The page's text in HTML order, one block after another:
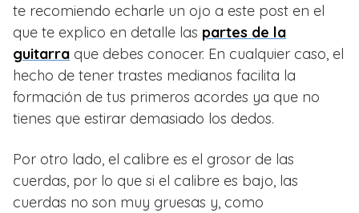
te recomiendo echarle un ojo a este post en el
que te explico en detalle las partes de la
guitarra que debes conocer. En cualquier caso, el
hecho de tener trastes medianos facilita la
formación de tus primeros acordes ya que no
tienes que estirar demasiado los dedos.
Por otro lado, el calibre es el grosor de las
cuerdas, por lo que si el calibre es bajo, las
cuerdas no son muy gruesas y, como